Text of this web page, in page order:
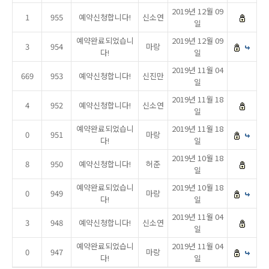
1 955 예약신청합니다! 신소연
2019년 12월 09
일
3 954
예약완료되었습니
다!
마랑
2019년 12월 09
일
669 953 예약신청합니다! 신진만
2019년 11월 04
일
4 952 예약신청합니다! 신소연
2019년 11월 18
일
0 951
예약완료되었습니
다!
마랑
2019년 11월 18
일
8 950 예약신청합니다! 허준
2019년 10월 18
일
0 949
예약완료되었습니
다!
마랑
2019년 10월 18
일
3 948 예약신청합니다! 신소연
2019년 11월 04
일
0 947
예약완료되었습니
다!
마랑
2019년 11월 04
일